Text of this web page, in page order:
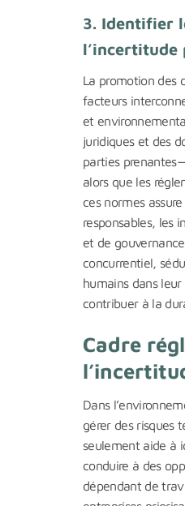
3. Identifier
l’incertitude
La promotion des
facteurs
et
juridiques et des
parties
alors que les
ces normes
responsables, les
et de
concurrentiel,
humains dans
contribuer à la
Cadre
Dans
gérer des risques
seulement aide à
conduire à des
dépendant de